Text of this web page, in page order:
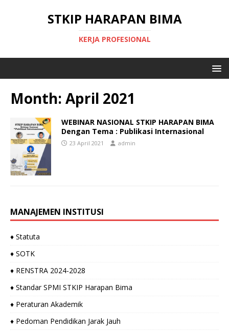
STKIP HARAPAN BIMA
KERJA PROFESIONAL
Month: April 2021
WEBINAR NASIONAL STKIP HARAPAN BIMA
Dengan Tema : Publikasi Internasional
23 April 2021 admin
MANAJEMEN INSTITUSI
♦ Statuta
♦ SOTK
♦ RENSTRA 2024-2028
♦ Standar SPMI STKIP Harapan Bima
♦ Peraturan Akademik
♦ Pedoman Pendidikan Jarak Jauh